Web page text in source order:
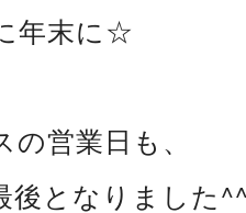
年末に☆
営業日も、
後となりました